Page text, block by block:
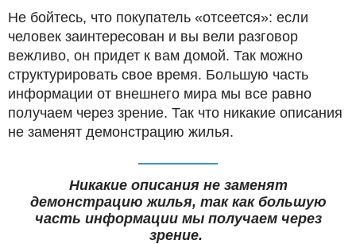
Не бойтесь, что покупатель «отсеется»: если
человек заинтересован и вы вели разговор
вежливо, он придет к вам домой. Так можно
структурировать свое время. Большую часть
информации от внешнего мира мы все равно
получаем через зрение. Так что никакие описания
не заменят демонстрацию жилья.
Никакие описания не заменят
демонстрацию жилья, так как большую
часть информации мы получаем через
зрение.